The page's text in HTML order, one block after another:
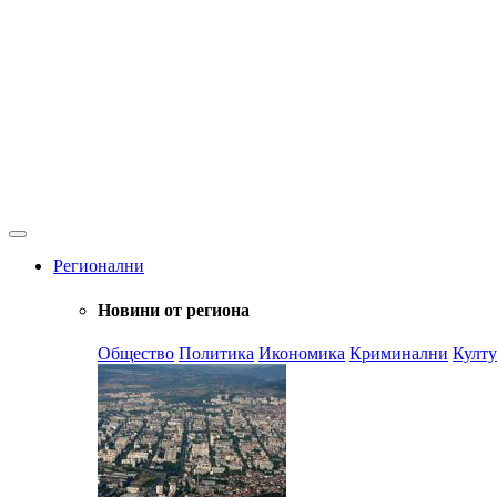
Регионални
Новини от региона
Общество Политика Икономика Криминални